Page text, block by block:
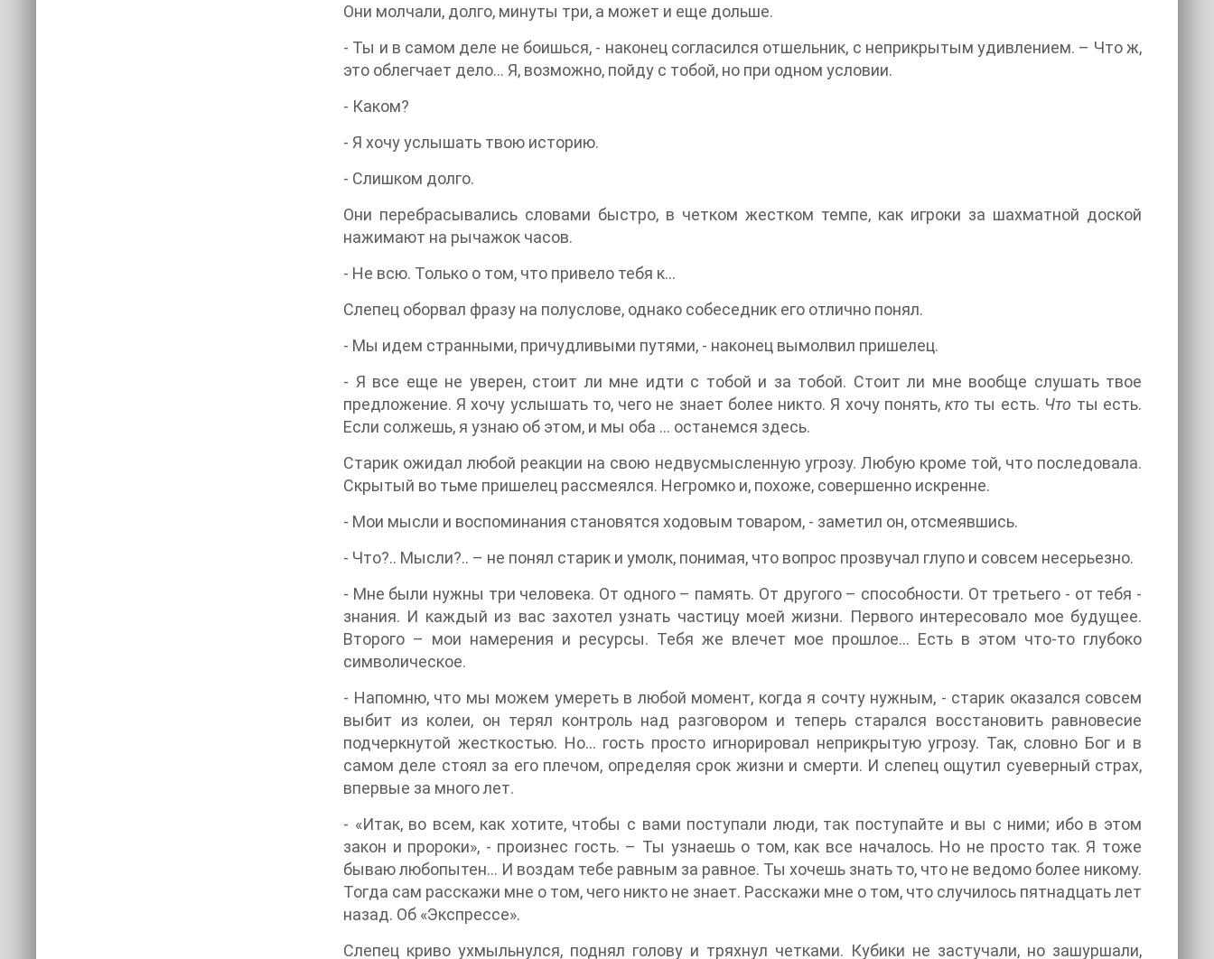
Они молчали, долго, минуты три, а может и еще дольше.
- Ты и в самом деле не боишься, - наконец согласился отшельник, с неприкрытым удивлением. – Что ж,
это облегчает дело… Я, возможно, пойду с тобой, но при одном условии.
- Каком?
- Я хочу услышать твою историю.
- Слишком долго.
Они перебрасывались словами быстро, в четком жестком темпе, как игроки за шахматной доской
нажимают на рычажок часов.
- Не всю. Только о том, что привело тебя к…
Слепец оборвал фразу на полуслове, однако собеседник его отлично понял.
- Мы идем странными, причудливыми путями, - наконец вымолвил пришелец.
- Я все еще не уверен, стоит ли мне идти с тобой и за тобой. Стоит ли мне вообще слушать твое
предложение. Я хочу услышать то, чего не знает более никто. Я хочу понять, кто ты есть. Что ты есть.
Если солжешь, я узнаю об этом, и мы оба … останемся здесь.
Старик ожидал любой реакции на свою недвусмысленную угрозу. Любую кроме той, что последовала.
Скрытый во тьме пришелец рассмеялся. Негромко и, похоже, совершенно искренне.
- Мои мысли и воспоминания становятся ходовым товаром, - заметил он, отсмеявшись.
- Что?.. Мысли?.. – не понял старик и умолк, понимая, что вопрос прозвучал глупо и совсем несерьезно.
- Мне были нужны три человека. От одного – память. От другого – способности. От третьего - от тебя -
знания. И каждый из вас захотел узнать частицу моей жизни. Первого интересовало мое будущее.
Второго – мои намерения и ресурсы. Тебя же влечет мое прошлое… Есть в этом что-то глубоко
символическое.
- Напомню, что мы можем умереть в любой момент, когда я сочту нужным, - старик оказался совсем
выбит из колеи, он терял контроль над разговором и теперь старался восстановить равновесие
подчеркнутой жесткостью. Но… гость просто игнорировал неприкрытую угрозу. Так, словно Бог и в
самом деле стоял за его плечом, определяя срок жизни и смерти. И слепец ощутил суеверный страх,
впервые за много лет.
- «Итак, во всем, как хотите, чтобы с вами поступали люди, так поступайте и вы с ними; ибо в этом
закон и пророки», - произнес гость. – Ты узнаешь о том, как все началось. Но не просто так. Я тоже
бываю любопытен… И воздам тебе равным за равное. Ты хочешь знать то, что не ведомо более никому.
Тогда сам расскажи мне о том, чего никто не знает. Расскажи мне о том, что случилось пятнадцать лет
назад. Об «Экспрессе».
Слепец криво ухмыльнулся, поднял голову и тряхнул четками. Кубики не застучали, но зашуршали,